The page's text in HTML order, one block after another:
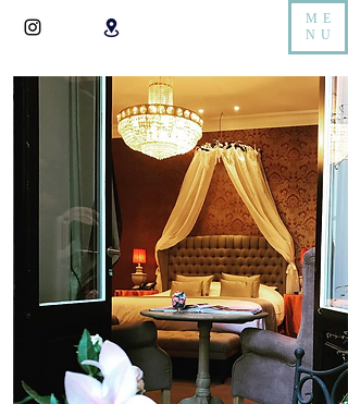
ME
NU